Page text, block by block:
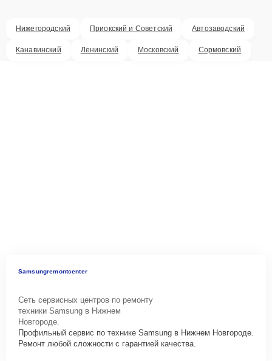
Нижегородский Приокский и Советский Автозаводский
Канавинский Ленинский Московский Сормовский
Samsungremontcenter
Сеть сервисных центров по ремонту
техники Samsung в Нижнем
Новгороде.
Профильный сервис по технике Samsung в Нижнем Новгороде.
Ремонт любой сложности с гарантией качества.